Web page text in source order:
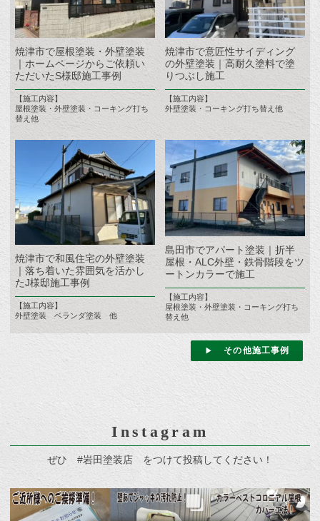
焼津市で屋根塗装・外壁塗装
｜ホームページからご依頼い
ただいたS様邸施工事例
【施工内容】
屋根塗装・外壁塗装・コーキング打ち
替え他
焼津市で意匠性サイディング
の外壁塗装｜高耐久塗料で塗
りつぶし施工
【施工内容】
外壁塗装・コーキング打ち替え他
焼津市で和風住宅の外壁塗装
｜落ち着いた雰囲気を活かし
たJ様邸施工事例
【施工内容】
外壁塗装 ベランダ塗装 他
島田市でアパート塗装｜折半
屋根・ALC外壁・鉄骨階段をツ
ートンカラーで施工
【施工内容】
屋根塗装・外壁塗装・コーキング打ち
替え他
その他施工事例
Instagram
ぜひ #岩田塗装店 をつけて投稿してください！